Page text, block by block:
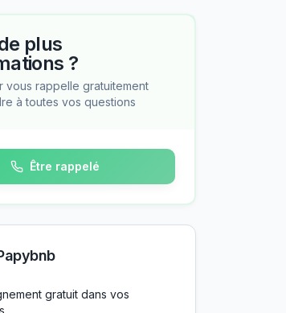
plus
?
vous rappelle gratuitement
à toutes vos questions
Être rappelé
gratuit dans vos